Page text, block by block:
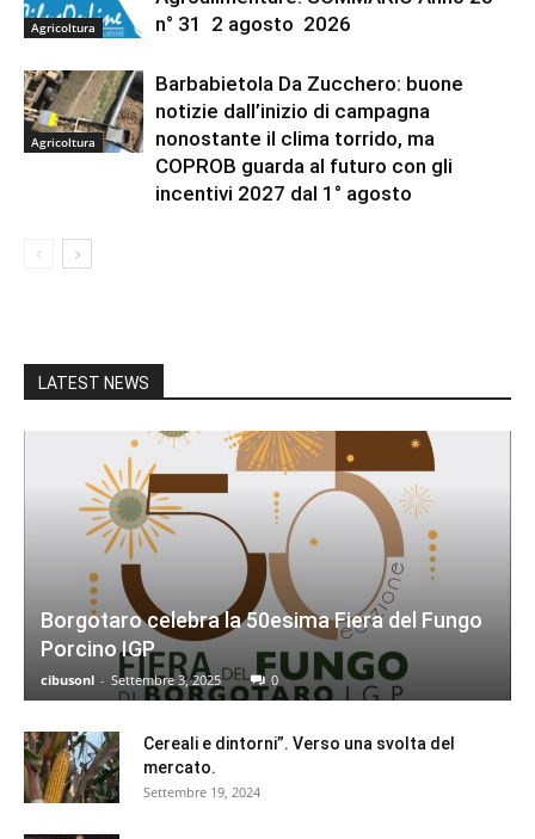
Agricoltura
n° 31 2 agosto 2026
Agricoltura
Barbabietola Da Zucchero: buone
notizie dall’inizio di campagna
nonostante il clima torrido, ma
COPROB guarda al futuro con gli
incentivi 2027 dal 1° agosto
LATEST NEWS
Borgotaro celebra la 50esima Fiera del Fungo
Porcino IGP
cibusonl - Settembre 3, 2025 0
Cereali e dintorni”. Verso una svolta del
mercato.
Settembre 19, 2024